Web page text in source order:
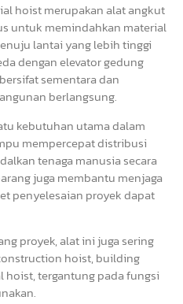
hoist merupakan alat angkut
untuk memindahkan material
lantai yang lebih tinggi
dengan elevator gedung
sementara dan
berlangsung.
kebutuhan utama dalam
mempercepat distribusi
tenaga manusia secara
juga membantu menjaga
penyelesaian proyek dapat
proyek, alat ini juga sering
hoist, building
hoist, tergantung pada fungsi